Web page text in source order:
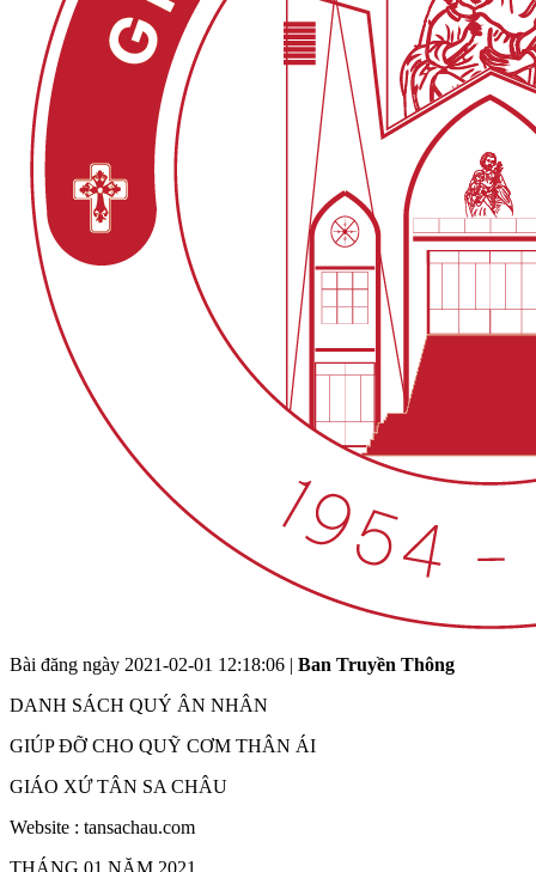
Bài đăng ngày 2021-02-01 12:18:06 | Ban Truyền Thông
DANH SÁCH QUÝ ÂN NHÂN
GIÚP ĐỠ CHO QUỸ CƠM THÂN ÁI
GIÁO XỨ TÂN SA CHÂU
Website : tansachau.com
THÁNG 01 NĂM 2021